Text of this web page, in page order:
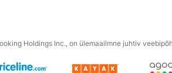
Holdings Inc., on ülemaailmne juhtiv